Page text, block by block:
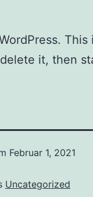
it, then
Februar 1, 2021
Uncategorized